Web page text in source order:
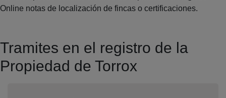
Online notas de localización de fincas o certificaciones.
Tramites en el registro de la
Propiedad de Torrox